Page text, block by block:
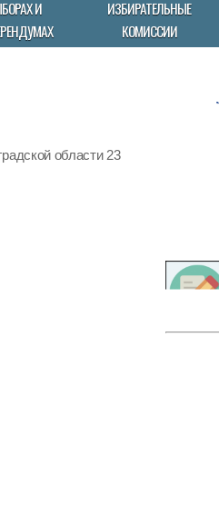
И
ИЗБИРАТЕЛЬНЫЕ
КОМИССИИ
области 23